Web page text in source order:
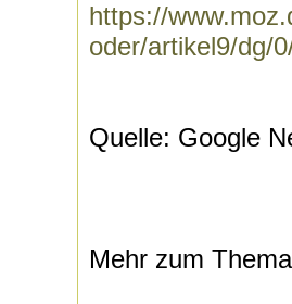
https://
oder/artikel9/dg/
Quelle: Google
Mehr zum